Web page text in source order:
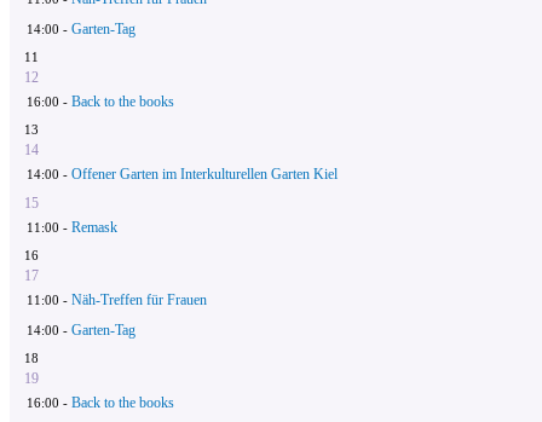
14:00 - Garten-Tag
11
12
16:00 - Back to the books
13
14
14:00 - Offener Garten im Interkulturellen Garten Kiel
15
11:00 - Remask
16
17
11:00 - Näh-Treffen für Frauen
14:00 - Garten-Tag
18
19
16:00 - Back to the books